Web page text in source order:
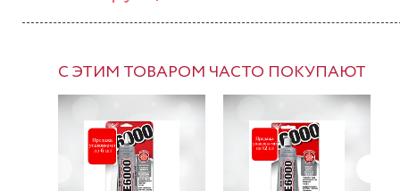
С ЭТИМ ТОВАРОМ ЧАСТО ПОКУПАЮТ